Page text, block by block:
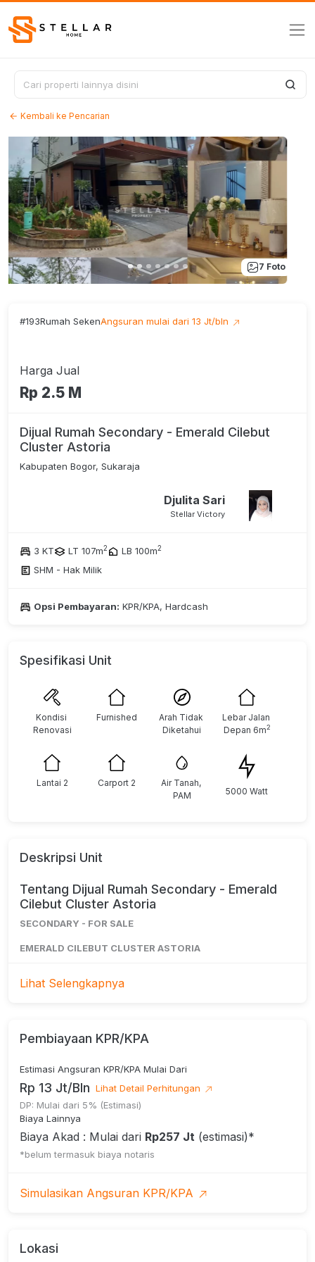
Kembali ke Pencarian
7 Foto
#193Rumah SekenAngsuran mulai dari 13 Jt/bln
Harga Jual
Rp 2.5 M
Dijual Rumah Secondary - Emerald Cilebut
Cluster Astoria
Kabupaten Bogor, Sukaraja
Djulita Sari
Stellar Victory
3 KT LT 107m2 LB 100m2
SHM - Hak Milik
Opsi Pembayaran: KPR/KPA, Hardcash
Spesifikasi Unit
Kondisi
Renovasi
Furnished
Arah Tidak
Diketahui
Lebar Jalan
Depan 6m2
Lantai 2 Carport 2
Air Tanah,
PAM
5000 Watt
Deskripsi Unit
Tentang Dijual Rumah Secondary - Emerald
Cilebut Cluster Astoria
SECONDARY - FOR SALE
EMERALD CILEBUT CLUSTER ASTORIA
Rumah / Townhouse
Jenis Bangunan: Secondary
Fully Furnished
Renovasi Total
———————————
Lantai: 2
Garasi : 2 Mobil
Lihat Selengkapnya
Pembiayaan KPR/KPA
Estimasi Angsuran KPR/KPA Mulai Dari
Rp 13 Jt/Bln Lihat Detail Perhitungan
DP: Mulai dari 5% (Estimasi)
Biaya Lainnya
Biaya Akad : Mulai dari Rp257 Jt (estimasi)*
*belum termasuk biaya notaris
Simulasikan Angsuran KPR/KPA
Lokasi